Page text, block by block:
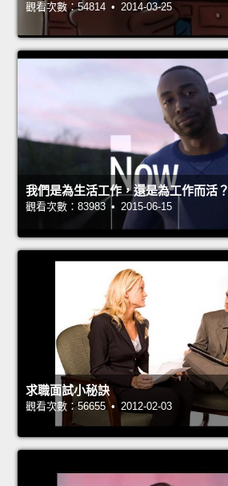
觀看次數：54814 • 2014-03-25
我們是為生活工作，還是為工作而活？
觀看次數：83983 • 2015-06-15
求職面試小秘訣
觀看次數：56655 • 2012-02-03